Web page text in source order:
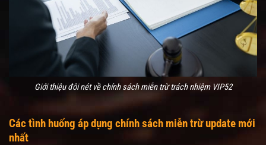
Giới thiệu đôi nét về chính sách miễn trừ trách nhiệm VIP52
Các tình huống áp dụng chính sách miễn trừ update mới
nhất